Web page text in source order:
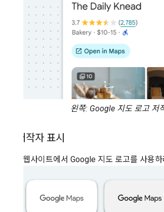
왼쪽: Google 지도 로고 저
로고 저작자 표시
앱 또는 웹사이트에서 Google 지도 로고를 사용